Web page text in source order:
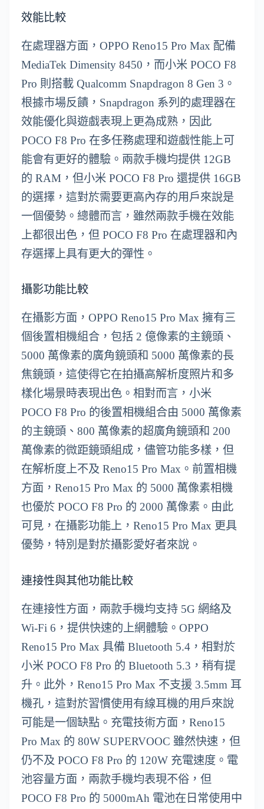
效能比較
在處理器方面，OPPO Reno15 Pro Max 配備
MediaTek Dimensity 8450，而小米 POCO F8
Pro 則搭載 Qualcomm Snapdragon 8 Gen 3。
根據市場反饋，Snapdragon 系列的處理器在
效能優化與遊戲表現上更為成熟，因此
POCO F8 Pro 在多任務處理和遊戲性能上可
能會有更好的體驗。兩款手機均提供 12GB
的 RAM，但小米 POCO F8 Pro 還提供 16GB
的選擇，這對於需要更高內存的用戶來說是
一個優勢。總體而言，雖然兩款手機在效能
上都很出色，但 POCO F8 Pro 在處理器和內
存選擇上具有更大的彈性。
攝影功能比較
在攝影方面，OPPO Reno15 Pro Max 擁有三
個後置相機組合，包括 2 億像素的主鏡頭、
5000 萬像素的廣角鏡頭和 5000 萬像素的長
焦鏡頭，這使得它在拍攝高解析度照片和多
樣化場景時表現出色。相對而言，小米
POCO F8 Pro 的後置相機組合由 5000 萬像素
的主鏡頭、800 萬像素的超廣角鏡頭和 200
萬像素的微距鏡頭組成，儘管功能多樣，但
在解析度上不及 Reno15 Pro Max。前置相機
方面，Reno15 Pro Max 的 5000 萬像素相機
也優於 POCO F8 Pro 的 2000 萬像素。由此
可見，在攝影功能上，Reno15 Pro Max 更具
優勢，特別是對於攝影愛好者來說。
連接性與其他功能比較
在連接性方面，兩款手機均支持 5G 網絡及
Wi-Fi 6，提供快速的上網體驗。OPPO
Reno15 Pro Max 具備 Bluetooth 5.4，相對於
小米 POCO F8 Pro 的 Bluetooth 5.3，稍有提
升。此外，Reno15 Pro Max 不支援 3.5mm 耳
機孔，這對於習慣使用有線耳機的用戶來說
可能是一個缺點。充電技術方面，Reno15
Pro Max 的 80W SUPERVOOC 雖然快速，但
仍不及 POCO F8 Pro 的 120W 充電速度。電
池容量方面，兩款手機均表現不俗，但
POCO F8 Pro 的 5000mAh 電池在日常使用中